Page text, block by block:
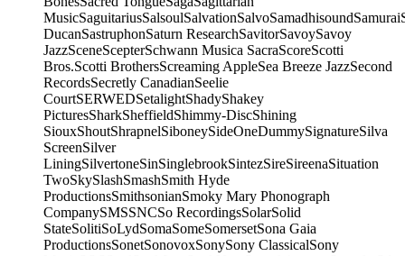
MusicSaguitariusSalsoulSalvationSalvoSamadhisoundSamurai
DucanSastruphonSaturn ResearchSavitorSavoySavoy
JazzSceneScepterSchwann Musica SacraScoreScotti
Bros.Scotti BrothersScreaming AppleSea Breeze JazzSecond
RecordsSecretly CanadianSeelie
CourtSERWEDSetalightShadyShakey
PicturesSharkSheffieldShimmy-DiscShining
SiouxShoutShrapnelSiboneySideOneDummySignatureSilva
ScreenSilver
LiningSilvertoneSinSinglebrookSintezSireSireenaSituation
TwoSkySlashSmashSmith Hyde
ProductionsSmithsonianSmoky Mary Phonograph
CompanySMSSNCSo RecordingsSolarSolid
StateSolitiSoLydSomaSomeSomersetSona Gaia
ProductionsSonetSonovoxSonySony ClassicalSony